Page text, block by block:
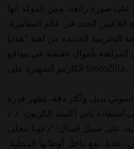
صورة رائعة، ومن المؤكد أنها
اللاعبين الجدد في عالم المقامرة.
التجريبية الجديدة من لعبة "هدايا
المراهنة بأموال حقيقية في مواقع
حاسوبي بديل وأكثر دقة، يُظهر قدرة
استعادة ثاني أكسيد الكربون. ♪ ♪
على سبيل المثال: "دعونا نتخلى
عادةً، تقع داخل أوطانها المحلية.